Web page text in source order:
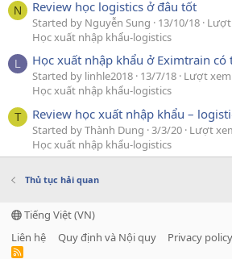
N Review học logistics ở đâu tốt
Started by Nguyễn Sung 13/10/18 Lượt
Học xuất nhập khẩu-logistics
L Học xuất nhập khẩu ở Eximtrain có
Started by linhle2018 13/7/18 Lượt
Học xuất nhập khẩu-logistics
T Review học xuất nhập khẩu –
Started by Thành Dung 3/3/20 Lượt
Học xuất nhập khẩu-logistics
Thủ tục hải quan
Tiếng Việt (VN)
Liên hệ
Quy định và Nội quy Privacy policy
R